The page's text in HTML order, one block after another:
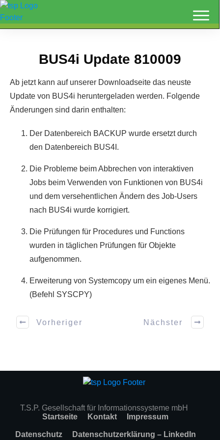
BUS4i Update 810009
Ab jetzt kann auf unserer Downloadseite das neuste
Update von BUS4i heruntergeladen werden. Folgende
Änderungen sind darin enthalten:
Der Datenbereich BACKUP wurde ersetzt durch
den Datenbereich BUS4I.
Die Probleme beim Abbrechen von interaktiven
Jobs beim Verwenden von Funktionen von BUS4i
und dem versehentlichen Ändern des Job-Users
nach BUS4i wurde korrigiert.
Die Prüfungen für Procedures und Functions
wurden in täglichen Prüfungen für Objekte
aufgenommen.
Erweiterung von Systemcopy um ein eigenes Menü.
(Befehl SYSCPY)
Vorheriger Nächster
T.S.P. Gesellschaft für Informationssysteme mbH
Startseite
Kontakt Impressum
Datenschutz Datenschutzerklärung – LinkedIn